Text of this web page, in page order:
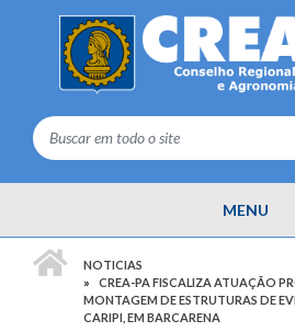
MENU
NOTICIAS
CREA-PA FISCALIZA ATUAÇÃO
MONTAGEM DE ESTRUTURAS DE
CARIPI, EM BARCARENA